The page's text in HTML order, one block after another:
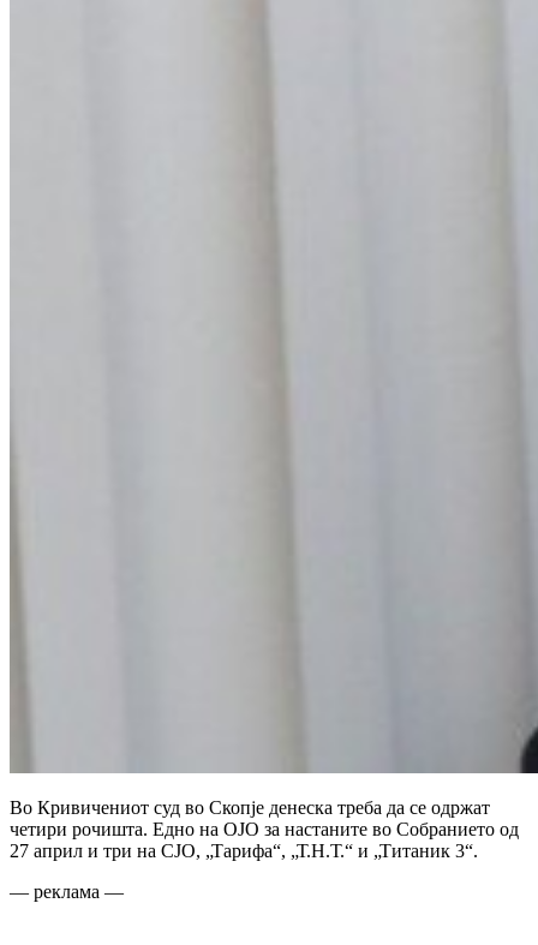
Во Кривичениот суд во Скопје денеска треба да се одржат
четири рочишта. Едно на ОЈО за настаните во Собранието од
27 април и три на СЈО, „Тарифа“, „Т.Н.Т.“ и „Титаник 3“.
— реклама —